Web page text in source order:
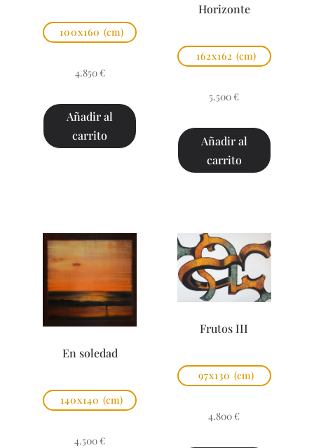
100x160 (cm)
4.850 €
Añadir al
carrito
Horizonte
162x162 (cm)
5.500 €
Añadir al
carrito
En soledad
140x140 (cm)
4.500 €
Frutos III
97x130 (cm)
4.800 €